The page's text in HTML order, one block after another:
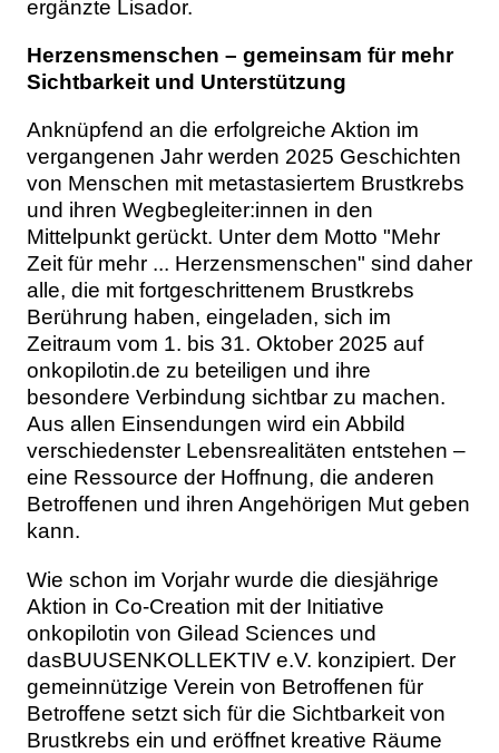
ergänzte Lisador.
Herzensmenschen – gemeinsam für mehr
Sichtbarkeit und Unterstützung
Anknüpfend an die erfolgreiche Aktion im
vergangenen Jahr werden 2025 Geschichten
von Menschen mit metastasiertem Brustkrebs
und ihren Wegbegleiter:innen in den
Mittelpunkt gerückt. Unter dem Motto "Mehr
Zeit für mehr ... Herzensmenschen" sind daher
alle, die mit fortgeschrittenem Brustkrebs
Berührung haben, eingeladen, sich im
Zeitraum vom 1. bis 31. Oktober 2025 auf
onkopilotin.de zu beteiligen und ihre
besondere Verbindung sichtbar zu machen.
Aus allen Einsendungen wird ein Abbild
verschiedenster Lebensrealitäten entstehen –
eine Ressource der Hoffnung, die anderen
Betroffenen und ihren Angehörigen Mut geben
kann.
Wie schon im Vorjahr wurde die diesjährige
Aktion in Co-Creation mit der Initiative
onkopilotin von Gilead Sciences und
dasBUUSENKOLLEKTIV e.V. konzipiert. Der
gemeinnützige Verein von Betroffenen für
Betroffene setzt sich für die Sichtbarkeit von
Brustkrebs ein und eröffnet kreative Räume